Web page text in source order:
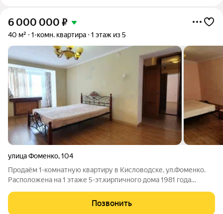
6 000 000 ₽
40 м² 1-комн. квартира 1 этаж из 5
улица Фоменко,104
Продаём 1-комнатную квартиру в Кисловодске, ул.Фоменко.
Расположена на 1 этаже 5-эт.кирпичного дома 1981 года
-10,7. Санузел совмещённый (с душевой кабиной), лоджия из
комнаты. Квартира
Позвонить